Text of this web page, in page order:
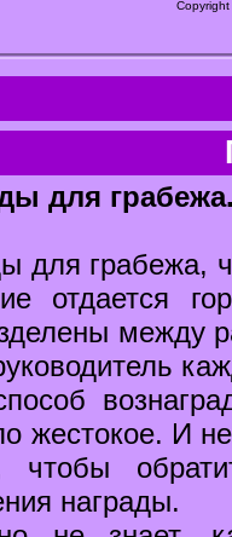
для
для грабежа,
отдается
между
жестокое. И
награды.